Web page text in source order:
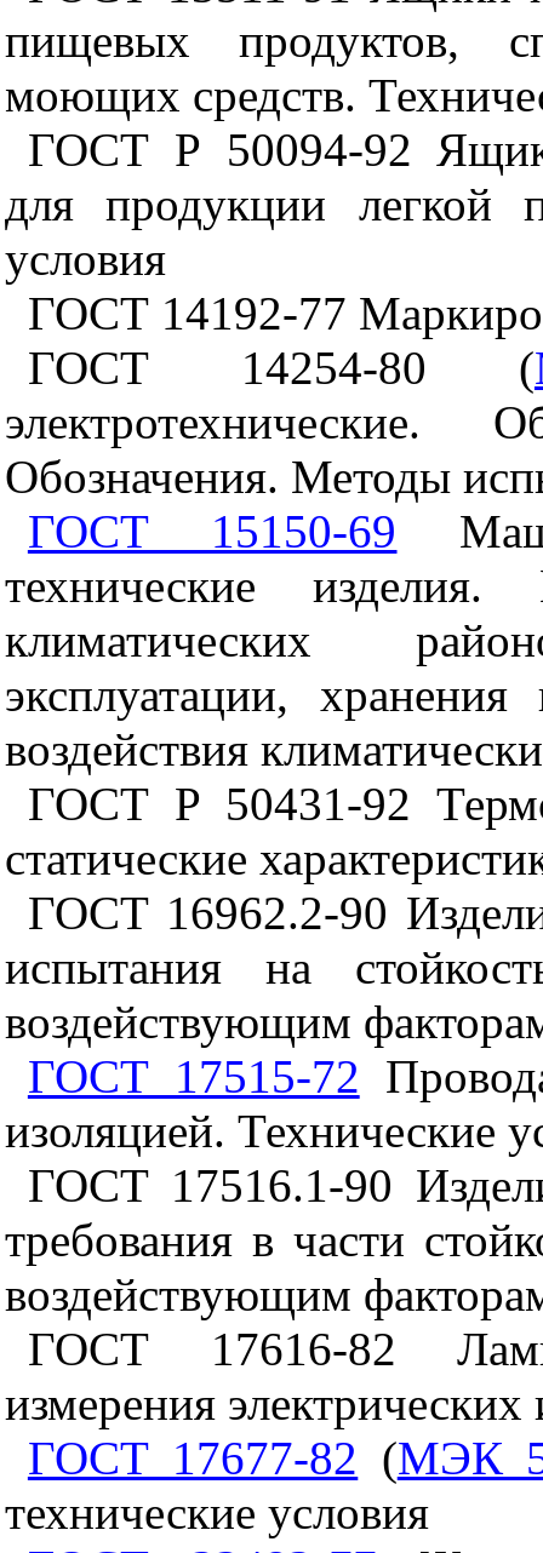
пищевых продуктов,
моющих средств.
ГОСТ Р 50094-92
для продукции легкой
условия
ГОСТ 14192-77
ГОСТ 14254-80 (
Обозначения. Методы
ГОСТ 15150-69
технические
климатических
эксплуатации,
воздействия
ГОСТ Р 50431-92
статические
ГОСТ 16962.2-90
испытания на
воздействующим
ГОСТ 17515-72
изоляцией. Технические
ГОСТ 17516.1-90
требования в части
воздействующим
ГОСТ 17616-82
измерения
ГОСТ 17677-82 (МЭК
технические условия